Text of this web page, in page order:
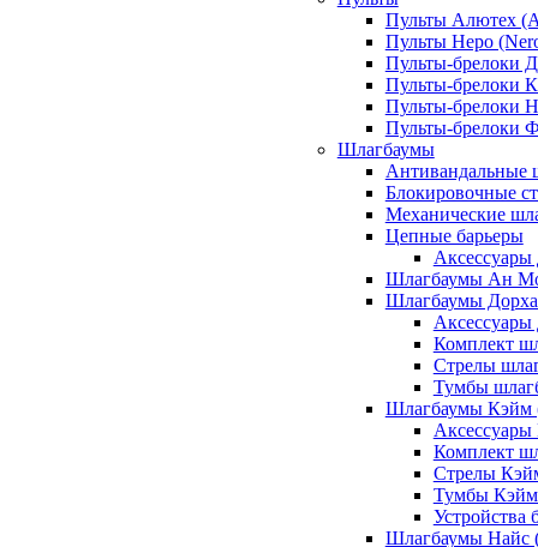
Пульты Алютех
Пульты Неро
Пульты-брелоки
Пульты-брелоки
Пульты-брелоки
Пульты-брелоки
Шлагбаумы
Антивандальные
Блокировочные
Механические
Цепные барьеры
Аксессуары
Шлагбаумы Ан
Шлагбаумы
Комплект
Стрелы
Тумбы
Шлагбаумы Кэйм
Комплект
Стрелы
Тумбы
Устройства
Шлагбаумы Найс